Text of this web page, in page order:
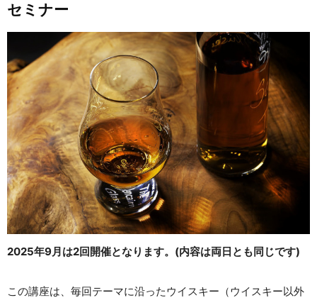
セミナー
2025年9月は2回開催となります。(内容は両日とも同じです)
この講座は、毎回テーマに沿ったウイスキー（ウイスキー以外